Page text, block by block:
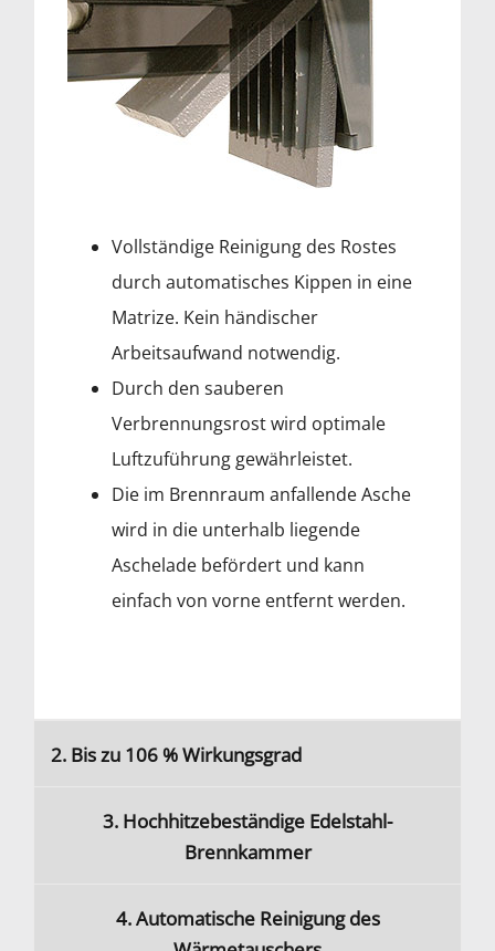
Vollständige Reinigung des Rostes
durch automatisches Kippen in eine
Matrize. Kein händischer
Arbeitsaufwand notwendig.
Durch den sauberen
Verbrennungsrost wird optimale
Luftzuführung gewährleistet.
Die im Brennraum anfallende Asche
wird in die unterhalb liegende
Aschelade befördert und kann
einfach von vorne entfernt werden.
2. Bis zu 106 % Wirkungsgrad
3. Hochhitzebeständige Edelstahl-
Brennkammer
4. Automatische Reinigung des